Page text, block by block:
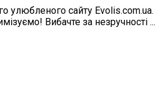
улюбленого сайту Evolis.com.ua.
Вибачте за незручності ...